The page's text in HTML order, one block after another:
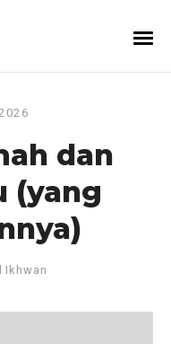
dan
(yang
Ikhwan